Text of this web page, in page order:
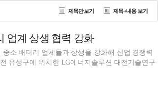
제목만보기 제목+내용 보기
업계 상생 협력 강화
소 배터리 업체들과 상생을 강화해 산업 경쟁력
유성구에 위치한 LG에너지솔루션 대전기술연구